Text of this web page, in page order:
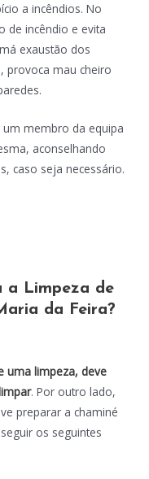
a incêndios. No
de incêndio e evita
exaustão dos
provoca mau cheiro
membro da equipa
aconselhando
caso seja necessário.
a Limpeza de
da Feira?
uma limpeza, deve
. Por outro lado,
preparar a chaminé
os seguintes